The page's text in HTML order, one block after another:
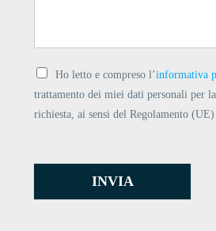
Ho letto e compreso l’informativa
trattamento dei miei dati personali per
richiesta, ai sensi del Regolamento
INVIA